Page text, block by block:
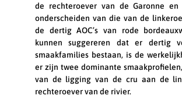
de rechteroever van de Garonne en
onderscheiden van die van de
de dertig AOC’s van rode
kunnen suggereren dat er dertig
smaakfamilies bestaan, is de
er zijn twee dominante
van de ligging van de cru aan de
rechteroever van de rivier.